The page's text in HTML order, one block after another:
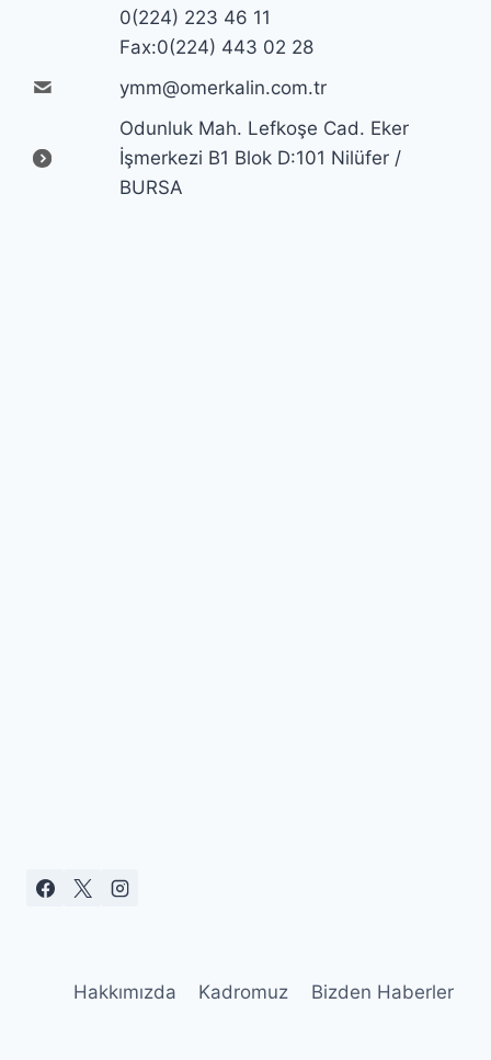
0(224) 223 46 11
Fax:0(224) 443 02 28
ymm@omerkalin.com.tr
Odunluk Mah. Lefkoşe Cad. Eker
İşmerkezi B1 Blok D:101 Nilüfer /
BURSA
Hakkımızda Kadromuz Bizden Haberler